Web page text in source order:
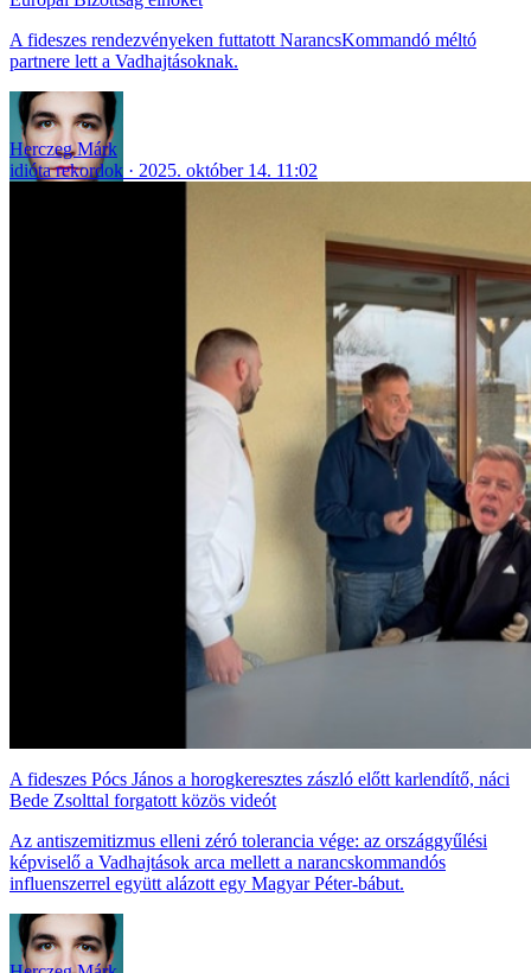
A fideszes rendezvényeken futtatott NarancsKommandó méltó
partnere lett a Vadhajtásoknak.
Herczeg Márk
idióta rekordok
2025. október 14. 11:02
A fideszes Pócs János a horogkeresztes zászló előtt karlendítő, náci
Bede Zsolttal forgatott közös videót
Az antiszemitizmus elleni zéró tolerancia vége: az országgyűlési
képviselő a Vadhajtások arca mellett a narancskommandós
influenszerrel együtt alázott egy Magyar Péter-bábut.